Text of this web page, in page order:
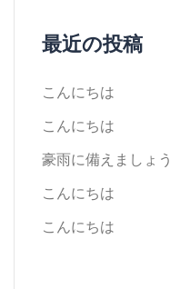
最近の投稿
こんにちは
こんにちは
豪雨に備えましょう
こんにちは
こんにちは